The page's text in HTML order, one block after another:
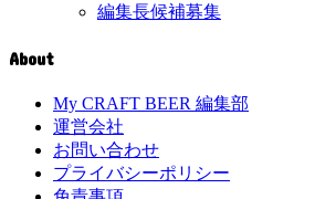
編集長候補募集
About
My CRAFT BEER 編集部
運営会社
お問い合わせ
プライバシーポリシー